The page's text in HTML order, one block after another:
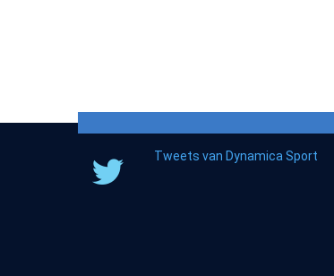
Tweets van Dynamica Sport